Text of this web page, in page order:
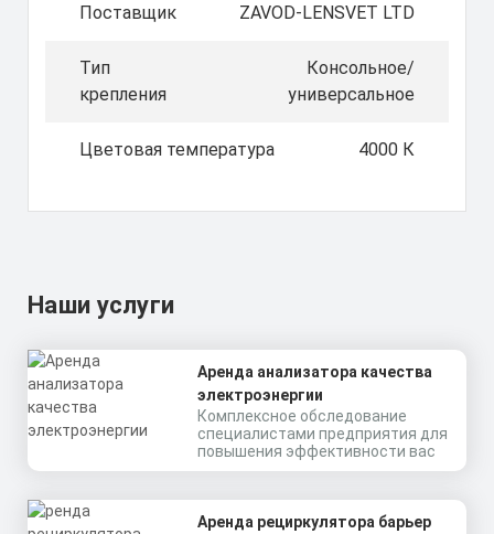
Поставщик ZAVOD-LENSVET LTD
Тип
крепления
Консольное/
универсальное
Цветовая температура 4000 К
Наши услуги
Аренда анализатора качества
электроэнергии
Комплексное обследование
специалистами предприятия для
повышения эффективности вас
Аренда рециркулятора барьер